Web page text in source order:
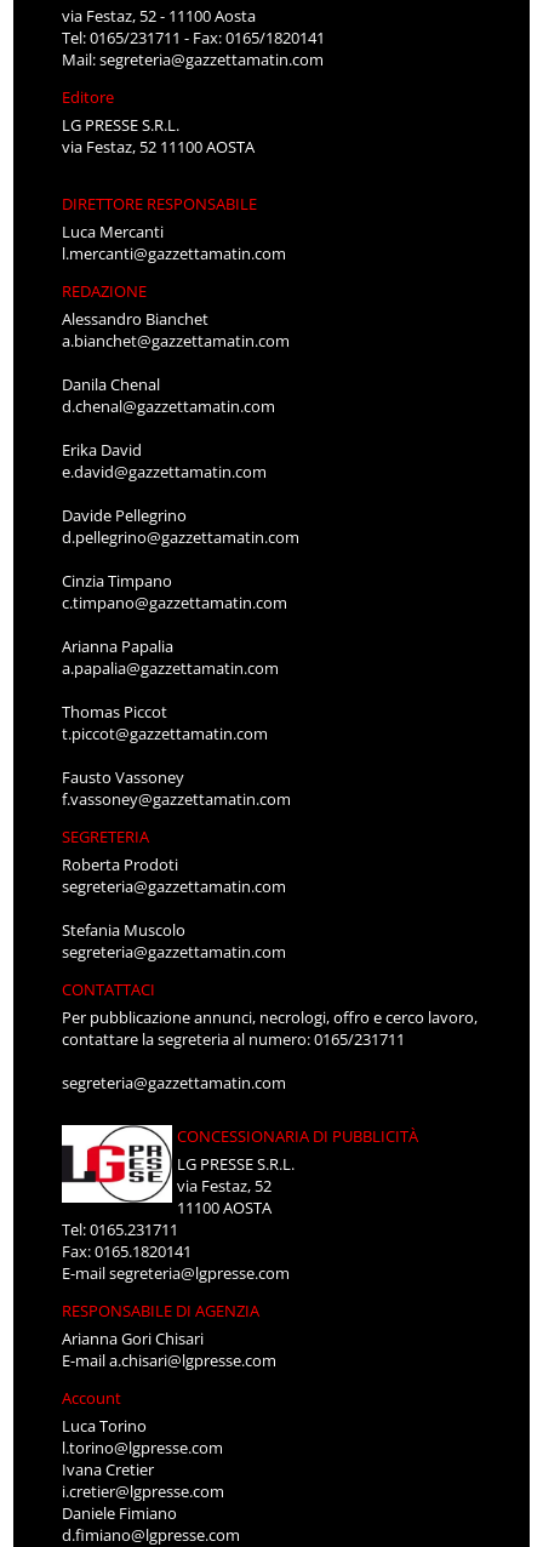
via Festaz, 52 - 11100 Aosta
Tel: 0165/231711 - Fax: 0165/1820141
Mail:segreteria@gazzettamatin.com
Editore
LG PRESSE S.R.L.
via Festaz, 52 11100 AOSTA
DIRETTORE RESPONSABILE
Luca Mercanti
l.mercanti@gazzettamatin.com
REDAZIONE
Alessandro Bianchet
a.bianchet@gazzettamatin.com
Danila Chenal
d.chenal@gazzettamatin.com
Erika David
e.david@gazzettamatin.com
Davide Pellegrino
d.pellegrino@gazzettamatin.com
Cinzia Timpano
c.timpano@gazzettamatin.com
Arianna Papalia
a.papalia@gazzettamatin.com
Thomas Piccot
t.piccot@gazzettamatin.com
Fausto Vassoney
f.vassoney@gazzettamatin.com
SEGRETERIA
Roberta Prodoti
segreteria@gazzettamatin.com
Stefania Muscolo
segreteria@gazzettamatin.com
CONTATTACI
Per pubblicazione annunci, necrologi, offro e cerco lavoro,
contattare la segreteria al numero: 0165/231711
segreteria@gazzettamatin.com
CONCESSIONARIA DI PUBBLICITÀ
LG PRESSE S.R.L.
via Festaz, 52
11100 AOSTA
Tel: 0165.231711
Fax: 0165.1820141
E-mailsegreteria@lgpresse.com
RESPONSABILE DI AGENZIA
Arianna Gori Chisari
E-maila.chisari@lgpresse.com
Account
Luca Torino
l.torino@lgpresse.com
Ivana Cretier
i.cretier@lgpresse.com
Daniele Fimiano
d.fimiano@lgpresse.com